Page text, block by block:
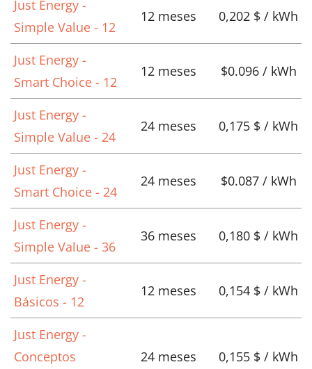
Just Energy -
Simple Value - 12
12 meses 0,202 $ / kWh
Just Energy -
Smart Choice - 12
12 meses $0.096 / kWh
Just Energy -
Simple Value - 24
24 meses 0,175 $ / kWh
Just Energy -
Smart Choice - 24
24 meses $0.087 / kWh
Just Energy -
Simple Value - 36
36 meses 0,180 $ / kWh
Just Energy -
Básicos - 12
12 meses 0,154 $ / kWh
Just Energy -
Conceptos
24 meses 0,155 $ / kWh